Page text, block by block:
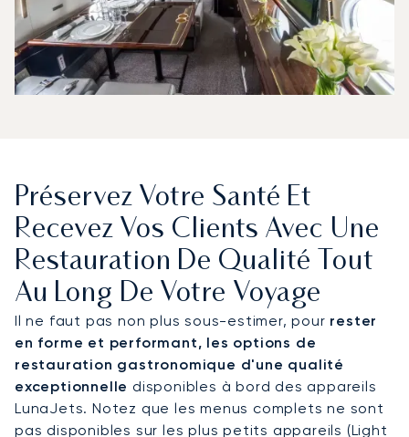
Préservez Votre Santé Et
Recevez Vos Clients Avec Une
Restauration De Qualité Tout
Au Long De Votre Voyage
Il ne faut pas non plus sous-estimer, pour rester
en forme et performant, les options de
restauration gastronomique d'une qualité
exceptionnelle disponibles à bord des appareils
LunaJets. Notez que les menus complets ne sont
pas disponibles sur les plus petits appareils (Light